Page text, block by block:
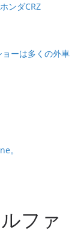
ンダCRZ
ーは多くの外車
。
ファ